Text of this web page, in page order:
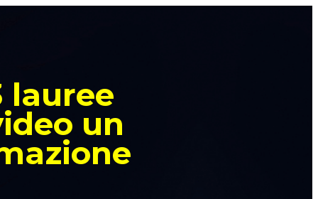
lauree
un